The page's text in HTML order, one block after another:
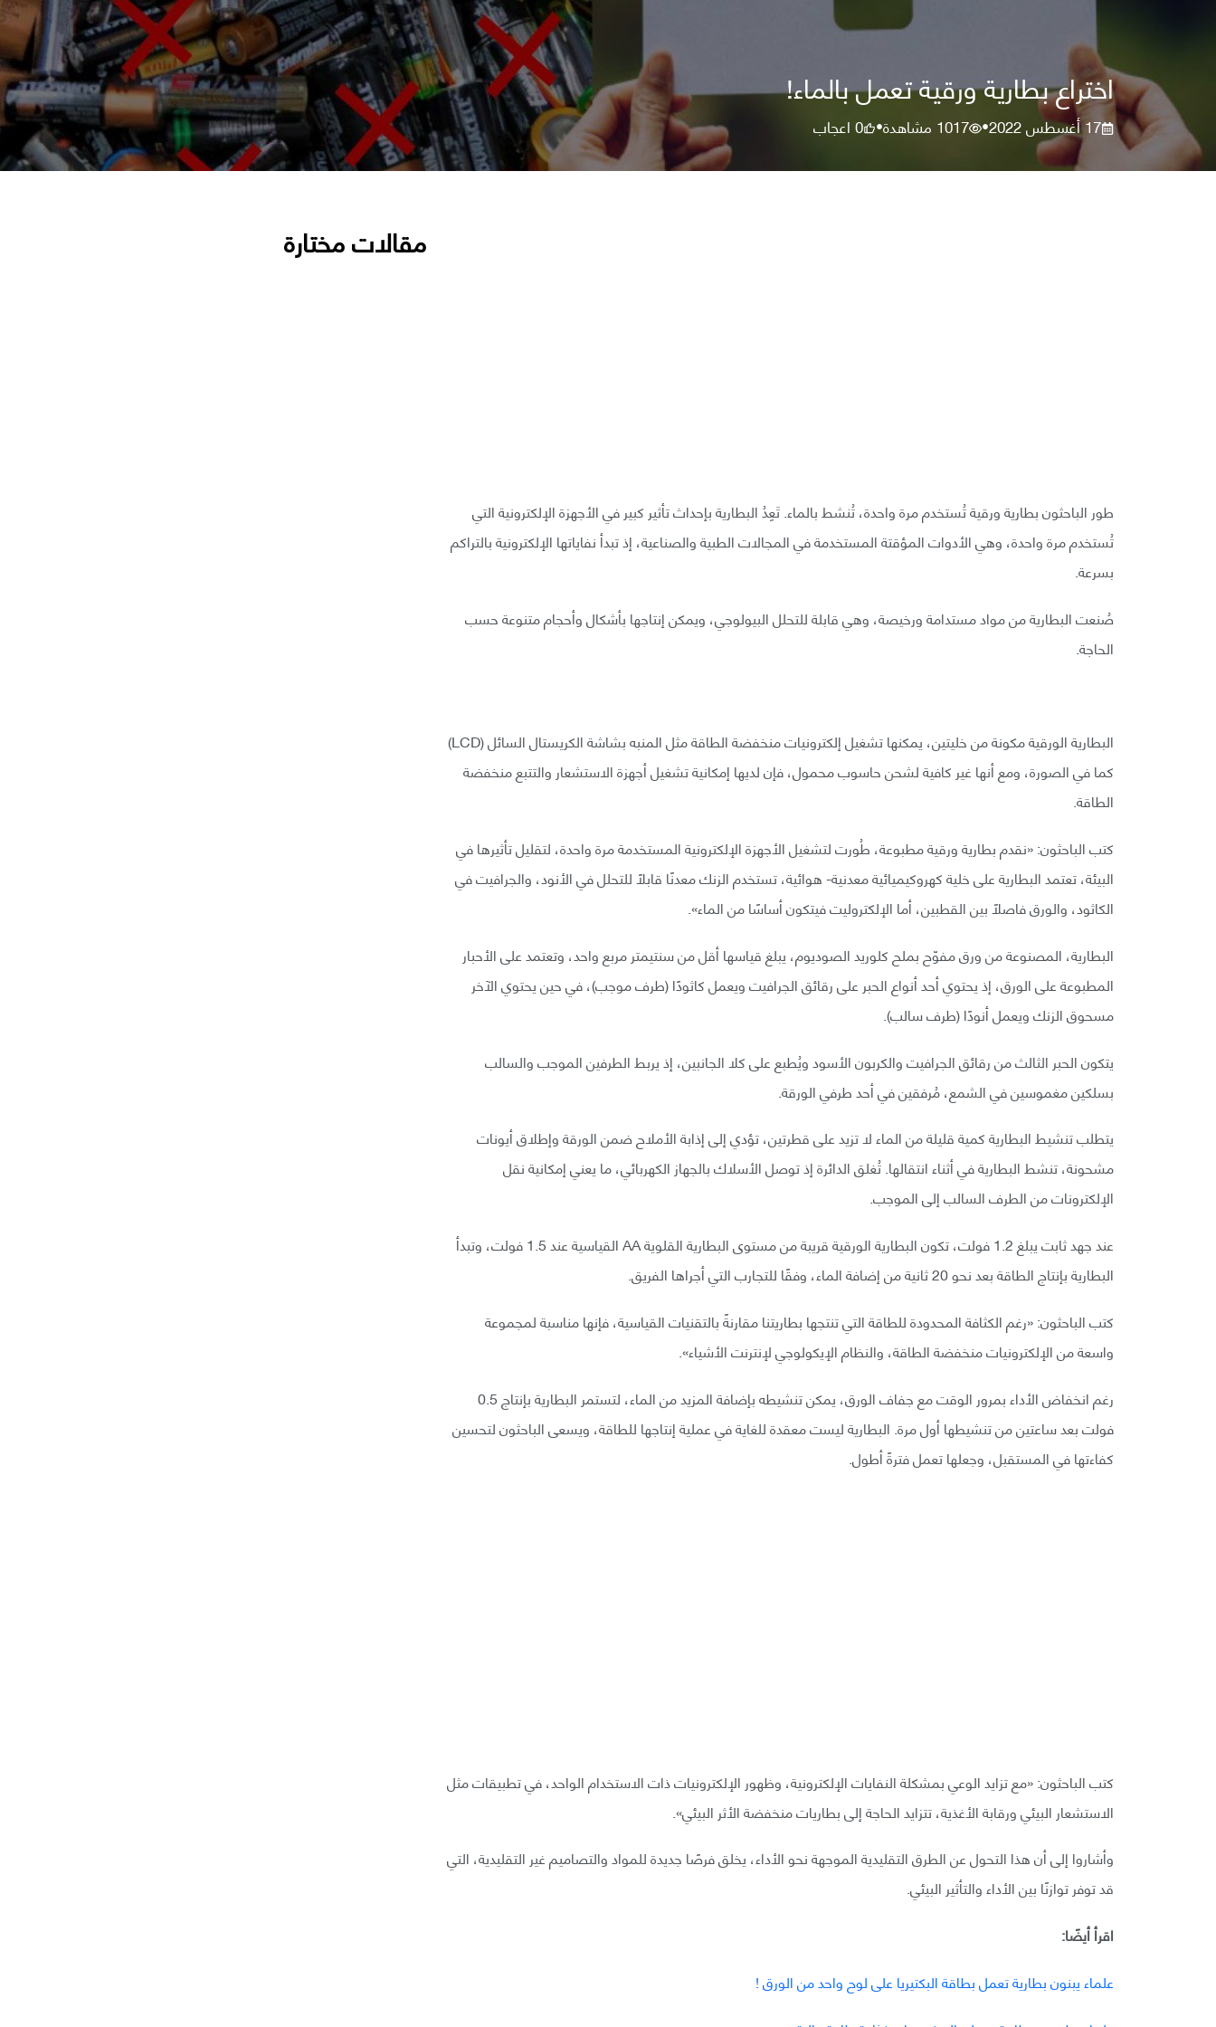
اختراع بطارية ورقية تعمل بالماء!
17 أغسطس 2022 •
1017 مشاهدة•
0اعجاب
طور الباحثون بطارية ورقية تُستخدم مرة واحدة، تُنشط بالماء. تَعِدُ البطارية بإحداث تأثير كبير في الأجهزة الإلكترونية التي
تُستخدم مرة واحدة، وهي الأدوات المؤقتة المستخدمة في المجالات الطبية والصناعية، إذ تبدأ نفاياتها الإلكترونية بالتراكم
بسرعة.
صُنعت البطارية من مواد مستدامة ورخيصة، وهي قابلة للتحلل البيولوجي، ويمكن إنتاجها بأشكال وأحجام متنوعة حسب
الحاجة.
البطارية الورقية مكونة من خليتين، يمكنها تشغيل إلكترونيات منخفضة الطاقة مثل المنبه بشاشة الكريستال السائل (LCD)
كما في الصورة، ومع أنها غير كافية لشحن حاسوب محمول، فإن لديها إمكانية تشغيل أجهزة الاستشعار والتتبع منخفضة
الطاقة.
كتب الباحثون: «نقدم بطارية ورقية مطبوعة، طُورت لتشغيل الأجهزة الإلكترونية المستخدمة مرة واحدة، لتقليل تأثيرها في
البيئة، تعتمد البطارية على خلية كهروكيميائية معدنية- هوائية، تستخدم الزنك معدنًا قابلًا للتحلل في الأنود، والجرافيت في
الكاثود، والورق فاصلًا بين القطبين، أما الإلكتروليت فيتكون أساسًا من الماء».
البطارية، المصنوعة من ورق مفوّح بملح كلوريد الصوديوم، يبلغ قياسها أقل من سنتيمتر مربع واحد، وتعتمد على الأحبار
المطبوعة على الورق، إذ يحتوي أحد أنواع الحبر على رقائق الجرافيت ويعمل كاثودًا (طرف موجب)، في حين يحتوي الآخر
مسحوق الزنك ويعمل أنودًا (طرف سالب).
يتكون الحبر الثالث من رقائق الجرافيت والكربون الأسود ويُطبع على كلا الجانبين، إذ يربط الطرفين الموجب والسالب
بسلكين مغموسين في الشمع، مُرفقين في أحد طرفي الورقة.
يتطلب تنشيط البطارية كمية قليلة من الماء لا تزيد على قطرتين، تؤدي إلى إذابة الأملاح ضمن الورقة وإطلاق أيونات
مشحونة، تنشط البطارية في أثناء انتقالها. تُغلق الدائرة إذ توصل الأسلاك بالجهاز الكهربائي، ما يعني إمكانية نقل
الإلكترونات من الطرف السالب إلى الموجب.
عند جهد ثابت يبلغ 1.2 فولت، تكون البطارية الورقية قريبة من مستوى البطارية القلوية AA القياسية عند 1.5 فولت، وتبدأ
البطارية بإنتاج الطاقة بعد نحو 20 ثانية من إضافة الماء، وفقًا للتجارب التي أجراها الفريق.
كتب الباحثون: «رغم الكثافة المحدودة للطاقة التي تنتجها بطاريتنا مقارنةً بالتقنيات القياسية، فإنها مناسبة لمجموعة
واسعة من الإلكترونيات منخفضة الطاقة، والنظام الإيكولوجي لإنترنت الأشياء».
رغم انخفاض الأداء بمرور الوقت مع جفاف الورق، يمكن تنشيطه بإضافة المزيد من الماء، لتستمر البطارية بإنتاج 0.5
فولت بعد ساعتين من تنشيطها أول مرة. البطارية ليست معقدة للغاية في عملية إنتاجها للطاقة، ويسعى الباحثون لتحسين
كفاءتها في المستقبل، وجعلها تعمل فترةً أطول.
كتب الباحثون: «مع تزايد الوعي بمشكلة النفايات الإلكترونية، وظهور الإلكترونيات ذات الاستخدام الواحد، في تطبيقات مثل
الاستشعار البيئي ورقابة الأغذية، تتزايد الحاجة إلى بطاريات منخفضة الأثر البيئي».
وأشاروا إلى أن هذا التحول عن الطرق التقليدية الموجهة نحو الأداء، يخلق فرصًا جديدة للمواد والتصاميم غير التقليدية، التي
قد توفر توازنًا بين الأداء والتأثير البيئي.
اقرأ أيضًا:
علماء يبنون بطارية تعمل بطاقة البكتيريا على لوح واحد من الورق !
مقالات مختارة